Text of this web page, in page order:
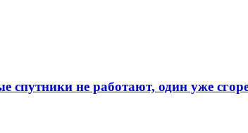
спутники не работают, один уже